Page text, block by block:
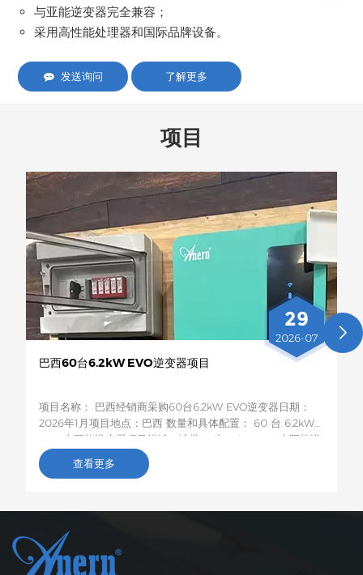
与亚能逆变器完全兼容；
采用高性能处理器和国际品牌设备。
发送询问 了解更多
项目
29
2026-07
巴西60台6.2kW EVO逆变器项目
项目名称： 巴西经销商采购60台6.2kW EVO逆变器日期：
2026年1月项目地点：巴西 数量和具体配置： 60 台 6.2kW
EVO 太阳能逆变器项目描述：这批60台6.2kW EVO太阳能逆
变器将运往巴西，用于农村居民和小型企业的光伏储能项目。
这款6.2kW混合型逆变器支持双路交流输出，具备智能低电压
查看更多